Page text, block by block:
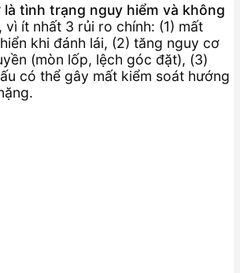
là tình trạng nguy hiểm và không
, vì ít nhất 3 rủi ro chính: (1) mất
khi đánh lái, (2) tăng nguy cơ
(mòn lốp, lệch góc đặt), (3)
có thể gây mất kiểm soát hướng